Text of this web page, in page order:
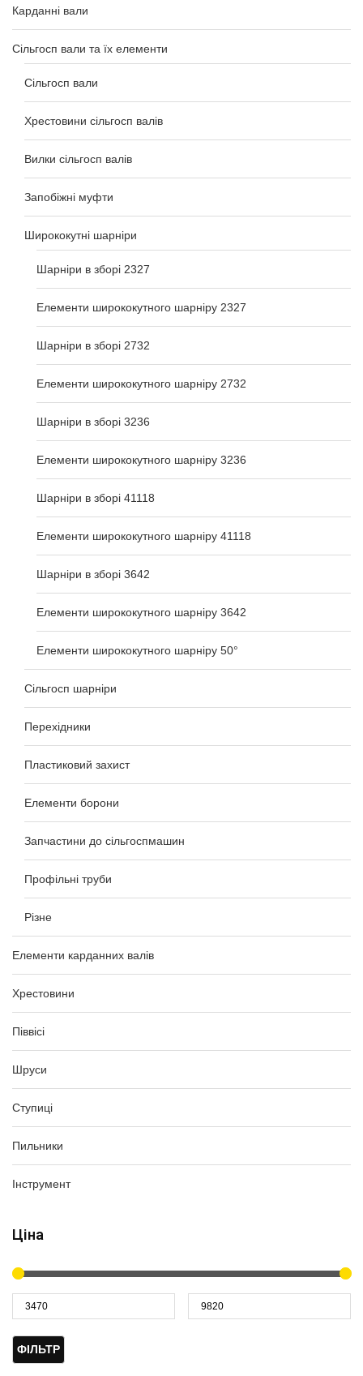
Карданні вали
Сільгосп вали та їх елементи
Сільгосп вали
Хрестовини сільгосп валів
Вилки сільгосп валів
Запобіжні муфти
Ширококутні шарніри
Шарніри в зборі 2327
Елементи ширококутного шарніру 2327
Шарніри в зборі 2732
Елементи ширококутного шарніру 2732
Шарніри в зборі 3236
Елементи ширококутного шарніру 3236
Шарніри в зборі 41118
Елементи ширококутного шарніру 41118
Шарніри в зборі 3642
Елементи ширококутного шарніру 3642
Елементи ширококутного шарніру 50°
Сільгосп шарніри
Перехідники
Пластиковий захист
Елементи борони
Запчастини до сільгоспмашин
Профільні труби
Різне
Елементи карданних валів
Хрестовини
Піввісі
Шруси
Ступиці
Пильники
Інструмент
Ціна
ФІЛЬТР